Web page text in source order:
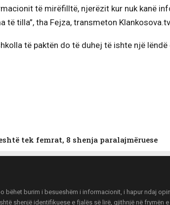
të mirëfilltë, njerëzit kur nuk kanë
të tilla”, tha Fejza, transmeton Klankosova.tv
të paktën do të duhej të ishte një
tek femrat, 8 shenja paralajmëruese
bëhet burim i besueshëm i informacionit, i hapur ndaj
shenjë identifikuese e fjalës së lirë, gjithnjë në frymën